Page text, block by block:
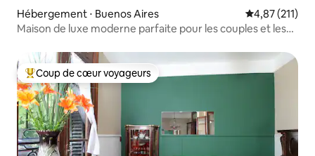
Hébergement ⋅ Buenos Aires Évaluation
4,87 (211)
Maison de luxe moderne parfaite pour les couples et les
Coups de cœur voyageurs les plus appréciés
Coup de cœur voyageurs